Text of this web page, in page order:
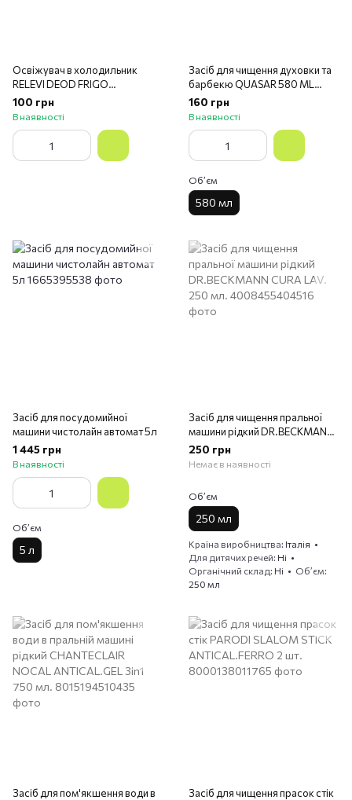
Освіжувач в холодильник
RELEVI DEOD FRIGO
ASSORBIODORI 40 г.
100 грн
В наявності
Засіб для чищення духовки та
барбекю QUASAR 580 ML
VAPOS FORNI E BARBEQUE
160 грн
В наявності
Обʼєм
580 мл
Засіб для посудомийної
машини чистолайн автомат 5л
1 445 грн
В наявності
Обʼєм
5 л
Засіб для чищення пральної
машини рідкий DR.BECKMANN
CURA LAV. 250 мл.
250 грн
Немає в наявності
Обʼєм
250 мл
Країна виробництва Італія
Для дитячих речей Ні
Органічний склад Ні
Обʼєм
250 мл
Засіб для пом'якшення води в
Засіб для чищення прасок стік